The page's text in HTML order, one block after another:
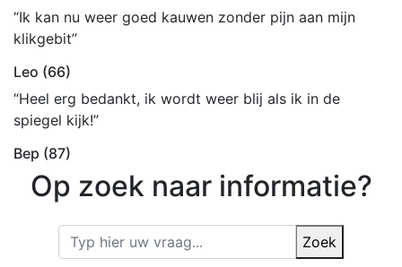
“Ik kan nu weer goed kauwen zonder pijn aan mijn
klikgebit”
Leo (66)
“Heel erg bedankt, ik wordt weer blij als ik in de
spiegel kijk!”
Bep (87)
Op zoek naar informatie?
Zoek